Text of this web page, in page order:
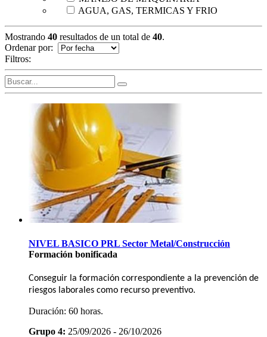
AGUA, GAS, TERMICAS Y FRIO
Mostrando 40 resultados de un total de 40.
Ordenar por:
Filtros:
NIVEL BASICO PRL Sector Metal/Construcción
Formación bonificada
Conseguir la formación correspondiente a la prevención de
riesgos laborales como recurso preventivo.
Duración: 60 horas.
Grupo 4: 25/09/2026 - 26/10/2026